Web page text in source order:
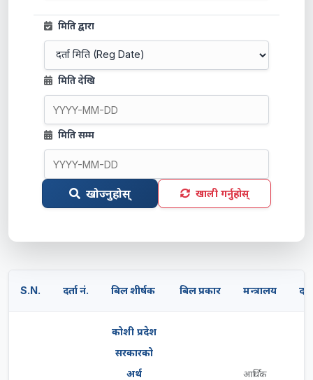
मिति द्वारा
मिति देखि
मिति सम्म
खोज्नुहोस् खाली गर्नुहोस्
S.N. दर्ता नं. बिल शीर्षक बिल प्रकार मन्त्रालय
कोशी प्रदेश
सरकारको
अर्थ
आर्थिक